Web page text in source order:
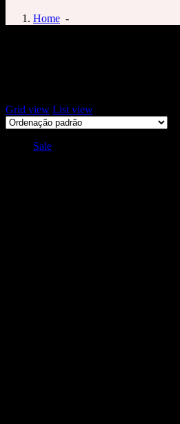
Home -
Grid view List view
Sale